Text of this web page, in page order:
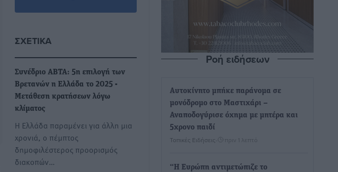
ΣΧΕΤΙΚΆ
Συνέδριο ΑΒΤΑ: 5η επιλογή των
Βρετανών η Ελλάδα το 2025 -
Μετάθεση κρατήσεων λόγω
κλίματος
Η Ελλάδα παραμένει για άλλη μια
χρονιά, ο πέμπτος
δημοφιλέστερος προορισμός
διακοπών…
Ροή ειδήσεων
Αυτοκίνητο μπήκε παράνομα σε
μονόδρομο στο Μαστιχάρι –
Αναποδογύρισε όχημα με μητέρα και
5χρονο παιδί
Τοπικές Ειδήσεις πριν 1 λεπτό
“Η Ευρώπη αντιμετώπιζε το